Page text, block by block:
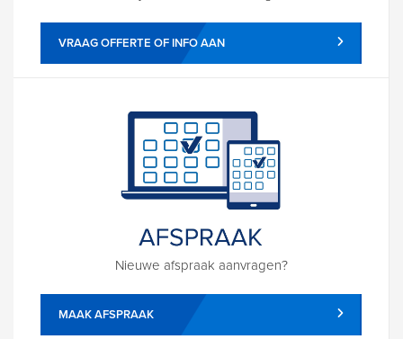
VRAAG OFFERTE OF INFO AAN
Nieuwe afspraak aanvragen?
MAAK AFSPRAAK